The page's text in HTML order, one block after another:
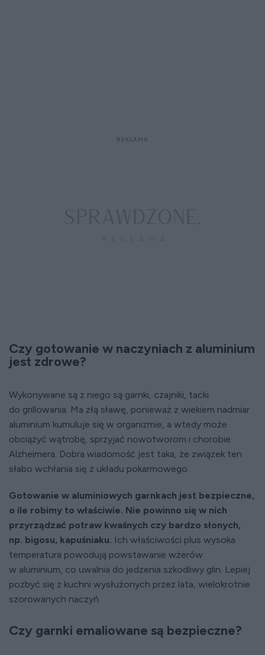
Czy gotowanie w naczyniach z aluminium
jest zdrowe?
Wykonywane są z niego są garnki, czajniki, tacki
do grillowania. Ma złą sławę, ponieważ z wiekiem nadmiar
aluminium kumuluje się w organizmie, a wtedy może
obciążyć wątrobę, sprzyjać nowotworom i chorobie
Alzheimera. Dobra wiadomość jest taka, że związek ten
słabo wchłania się z układu pokarmowego.
Gotowanie w aluminiowych garnkach jest bezpieczne,
o ile robimy to właściwie. Nie powinno się w nich
przyrządzać potraw kwaśnych czy bardzo słonych,
np. bigosu, kapuśniaku. Ich właściwości plus wysoka
temperatura powodują powstawanie wżerów
w aluminium, co uwalnia do jedzenia szkodliwy glin. Lepiej
pozbyć się z kuchni wysłużonych przez lata, wielokrotnie
szorowanych naczyń.
Czy garnki emaliowane są bezpieczne?